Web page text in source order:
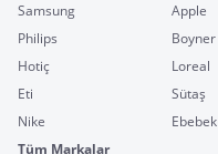
Samsung Apple
Philips
Boyner
Hotiç
Loreal
Eti
Sütaş
Nike
Ebebek
Tüm Markalar